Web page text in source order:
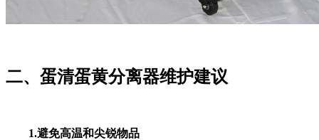
二、 蛋清蛋黄分离器维护建议
1.避免高温和尖锐物品